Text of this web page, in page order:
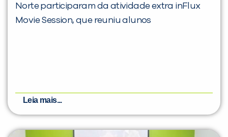
Norte participaram da atividade extra inFlux
Movie Session, que reuniu alunos
Leia mais...